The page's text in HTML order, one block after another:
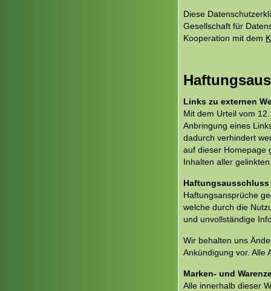
Diese
Gesellschaft für
Kooperation mit dem
Links zu externen
Mit dem Urteil vom
Anbringung eines
dadurch verhindert
auf dieser Homepage
Inhalten aller
Haftungsausschluss
Haftungsansprüche
welche durch die
und unvollständige
Wir behalten uns
Ankündigung vor. Alle
Marken- und
Alle innerhalb dieser